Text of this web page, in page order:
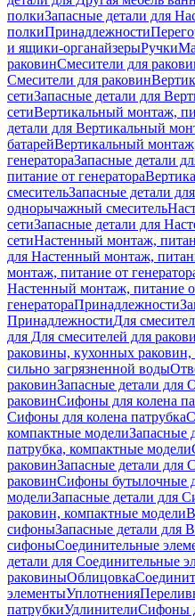
полкиЗапасные детали для
полкиПринадлежности
и ящики-органайзерыРучки
раковинСмесители для
Смесители для раковин
сетиЗапасные детали для
сетиВертикальный монтаж,
детали для Вертикальный
батарейВертикальный
генератораЗапасные детали
питание от генератора
смесительЗапасные детали
однорычажный смеситель
сетиЗапасные детали для
сетиНастенный монтаж,
для Настенный монтаж,
монтаж, питание от
Настенный монтаж, питание
генератораПринадлежности
ПринадлежностиДля
для Для смесителей для
раковины, кухонных раковин,
сильно загрязненной воды
раковинЗапасные детали для
раковинСифоны для колена
Сифоны для колена патрубка
компактные моделиЗапасные
патрубка, компактные модели
раковинЗапасные детали
раковинСифоны бутылочные
моделиЗапасные детали для
раковин, компактные модели
сифоныЗапасные детали для
сифоныСоединительные
детали для Соединительные
раковиныОблицовка
элементыУплотнения
патрубкиУдлинителиСифоны